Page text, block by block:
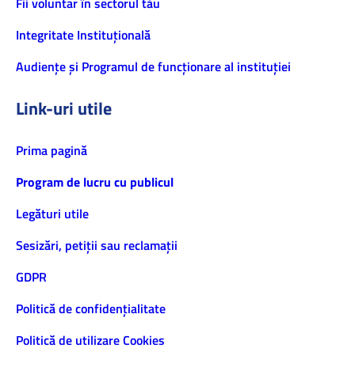
Integritate Instituțională
Audiențe și Programul de funcționare al instituției
Link-uri utile
Prima pagină
Program de lucru cu publicul
Legături utile
Sesizări, petiţii sau reclamații
GDPR
Politică de confidenţialitate
Politică de utilizare Cookies